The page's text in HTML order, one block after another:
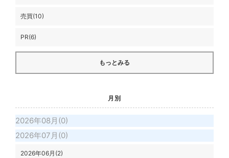
売買(10)
PR(6)
もっとみる
月別
2026年08月(0)
2026年07月(0)
2026年06月(2)